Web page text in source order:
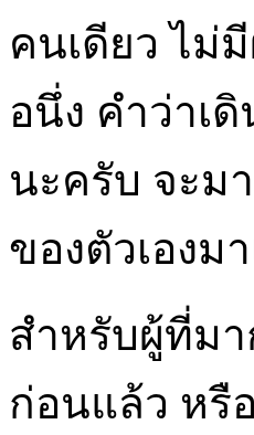
คนเดียว ไม่
อนึ่ง คำว่าเ
นะครับ จะม
ของตัวเองม
สำหรับผู้ที่ม
ก่อนแล้ว หรื